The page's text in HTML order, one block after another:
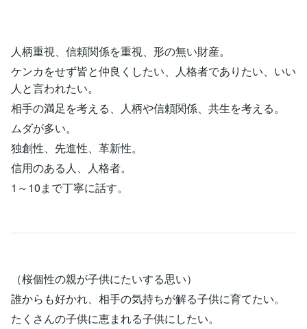
人柄重視、信頼関係を重視、形の無い財産。
ケンカをせず皆と仲良くしたい、人格者でありたい、いい
人と言われたい。
相手の満足を考える、人柄や信頼関係、共生を考える。
ムダが多い。
独創性、先進性、革新性。
信用のある人、人格者。
1～10まで丁寧に話す。
（桜個性の親が子供にたいする思い）
誰からも好かれ、相手の気持ちが解る子供に育てたい。
たくさんの子供に恵まれる子供にしたい。